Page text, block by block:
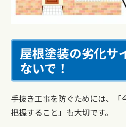
屋根塗装の劣化サ
ないで！
手抜き工事を防ぐためには、「
把握すること」も大切です。